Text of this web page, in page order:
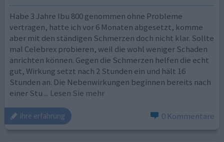
Habe 3 Jahre Ibu 800 genommen ohne Probleme
vertragen, hatte ich vor 6 Monaten abgesetzt, komme
aber mit den ständigen Schmerzen doch nicht klar. Sollte
mal Celebrex probieren, weil die wohl weniger Schaden
anrichten können. Gegen die Schmerzen helfen die echt
gut, Wirkung setzt nach 2 Stunden ein und hält 16
Stunden an. Die Nebenwirkungen beginnen bereits nach
einer Stu ... Lesen Sie mehr
ihre erfahrung 0 Kommentare